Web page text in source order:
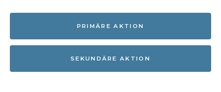
PRIMÄRE AKTION
SEKUNDÄRE AKTION